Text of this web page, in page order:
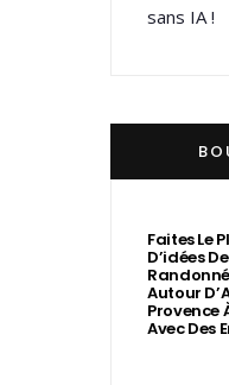
sans IA !
Faites Le
D’idées De
Autour
Provence
Avec Des